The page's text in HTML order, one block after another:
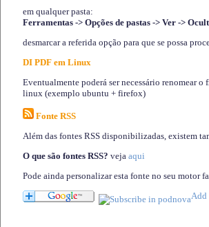
em qualquer pasta:
Ferramentas -> Opções de pastas -> Ver ->
desmarcar a referida opção para que se possa
DI PDF em Linux
Eventualmente poderá ser necessário renomear
linux (exemplo ubuntu + firefox)
Fonte RSS
Além das fontes RSS disponibilizadas, existem
O que são fontes RSS? veja aqui
Pode ainda personalizar esta fonte no seu motor